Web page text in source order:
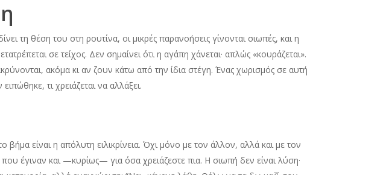
τη θέση του στη ρουτίνα, οι μικρές παρανοήσεις γίνονται σιωπές, και η
σε τείχος. Δεν σημαίνει ότι η αγάπη χάνεται· απλώς «κουράζεται».
ακόμα κι αν ζουν κάτω από την ίδια στέγη. Ένας χωρισμός σε αυτή
τι χρειάζεται να αλλάξει.
είναι η απόλυτη ειλικρίνεια. Όχι μόνο με τον άλλον, αλλά και με τον
έγιναν και —κυρίως— για όσα χρειάζεστε πια. Η σιωπή δεν είναι λύση·